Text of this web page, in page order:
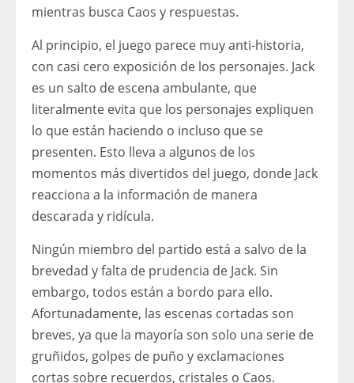
mientras busca Caos y respuestas.
Al principio, el juego parece muy anti-historia,
con casi cero exposición de los personajes. Jack
es un salto de escena ambulante, que
literalmente evita que los personajes expliquen
lo que están haciendo o incluso que se
presenten. Esto lleva a algunos de los
momentos más divertidos del juego, donde Jack
reacciona a la información de manera
descarada y ridícula.
Ningún miembro del partido está a salvo de la
brevedad y falta de prudencia de Jack. Sin
embargo, todos están a bordo para ello.
Afortunadamente, las escenas cortadas son
breves, ya que la mayoría son solo una serie de
gruñidos, golpes de puño y exclamaciones
cortas sobre recuerdos, cristales o Caos.